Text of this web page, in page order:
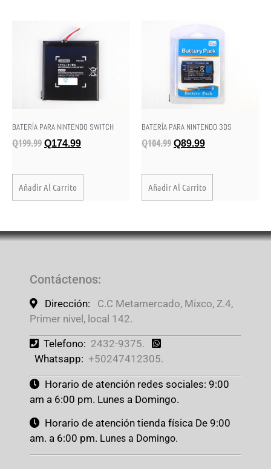
BATERÍA PARA NINTENDO SWITCH
Q199.99 Q174.99
Añadir Al Carrito
BATERÍA PARA NINTENDO 3DS
Q104.99 Q89.99
Añadir Al Carrito
Contáctenos:
Dirección:
C.C Metamercado, Mixco, Z.4,
Primer nivel, local 142.
Telefono: 2432-9375.
Whatsapp: +50247412305.
Horario de atención redes sociales: 9:00
am a 6:00 pm. Lunes a Domingo.
Horario de atención tienda física De 9:00
am. a 6:00 pm. Lunes a Domingo.